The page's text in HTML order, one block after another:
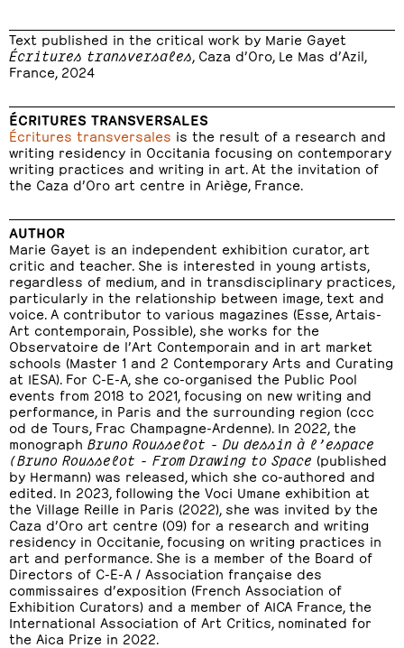
Text published in the critical work by Marie Gayet
Écritures transversales , Caza d’Oro, Le Mas d’Azil,
France, 2024
ÉCRITURES TRANSVERSALES
Écritures transversales is the result of a research and
writing residency in Occitania focusing on contemporary
writing practices and writing in art. At the invitation of
the Caza d’Oro art centre in Ariège, France.
AUTHOR
Marie Gayet is an independent exhibition curator, art
critic and teacher. She is interested in young artists,
regardless of medium, and in transdisciplinary practices,
particularly in the relationship between image, text and
voice. A contributor to various magazines (Esse, Artais-
Art contemporain, Possible), she works for the
Observatoire de l’Art Contemporain and in art market
schools (Master 1 and 2 Contemporary Arts and Curating
at IESA). For C-E-A, she co-organised the Public Pool
events from 2018 to 2021, focusing on new writing and
performance, in Paris and the surrounding region (ccc
od de Tours, Frac Champagne-Ardenne). In 2022, the
monograph Bruno Rousselot - Du dessin à l’espace
(Bruno Rousselot - From Drawing to Space (published
by Hermann) was released, which she co-authored and
edited. In 2023, following the Voci Umane exhibition at
the Village Reille in Paris (2022), she was invited by the
Caza d’Oro art centre (09) for a research and writing
residency in Occitanie, focusing on writing practices in
art and performance. She is a member of the Board of
Directors of C-E-A / Association française des
commissaires d’exposition (French Association of
Exhibition Curators) and a member of AICA France, the
International Association of Art Critics, nominated for
the Aica Prize in 2022.